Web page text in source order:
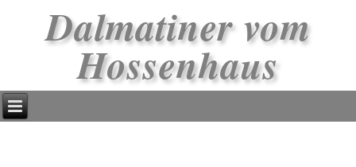
Dalmatiner vom
Hossenhaus